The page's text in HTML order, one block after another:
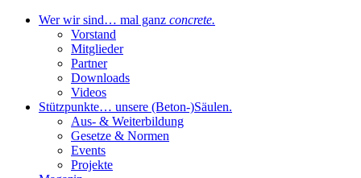
Wer wir sind… mal ganz concrete.
Vorstand
Mitglieder
Partner
Downloads
Videos
Stützpunkte… unsere (Beton-)Säulen.
Aus- & Weiterbildung
Gesetze & Normen
Events
Projekte